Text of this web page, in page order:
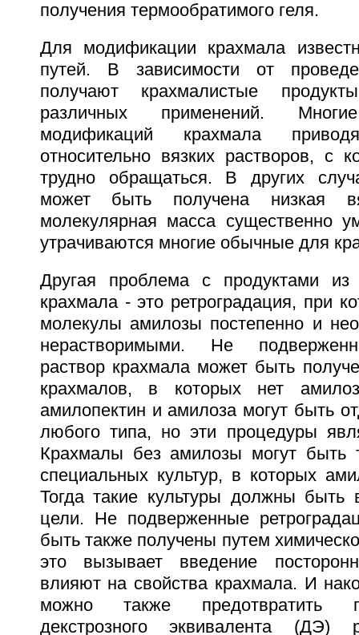
получения термообратимого геля.
Для модификации крахмала
путей. В зависимости от
получают крахмалистые
различных применений.
модификаций крахмала
относительно вязких растворов, с
трудно обращаться. В других
может быть получена низкая
молекулярная масса существенно
утрачиваются многие обычные для
Другая проблема с продуктами из
крахмала - это ретроградация, при
молекулы амилозы постепенно и
нерастворимыми. Не
раствор крахмала может быть
крахмалов, в которых нет
амилопектин и амилоза могут быть
любого типа, но эти процедуры
Крахмалы без амилозы могут быть
специальных культур, в которых
Тогда такие культуры должны
цели. Не подверженные
быть также получены путем
это вызывает введение
влияют на свойства крахмала. И
можно также предотвратить
декстрозного эквивалента (ДЭ)